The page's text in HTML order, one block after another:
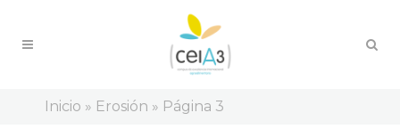
Inicio » Erosión » Página 3